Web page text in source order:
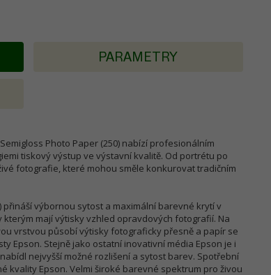
PARAMETRY
Photo Paper (250) nabízí profesionálním
tiskový výstup ve výstavní kvalitě. Od portrétu po
fotografie, které mohou směle konkurovat tradičním
přináší výbornou sytost a maximální barevné krytí v
kterým mají výtisky vzhled opravdových fotografií. Na
vrstvou působí výtisky fotograficky přesně a papír se
Epson. Stejně jako ostatní inovativní média Epson je i
nejvyšší možné rozlišení a sytost barev. Spotřební
kvality Epson. Velmi široké barevné spektrum pro živou